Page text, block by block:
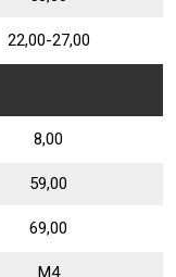
22,00-27,00
8,00
59,00
69,00
М4